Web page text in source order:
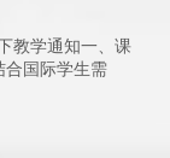
教学通知一、课
合国际学生需